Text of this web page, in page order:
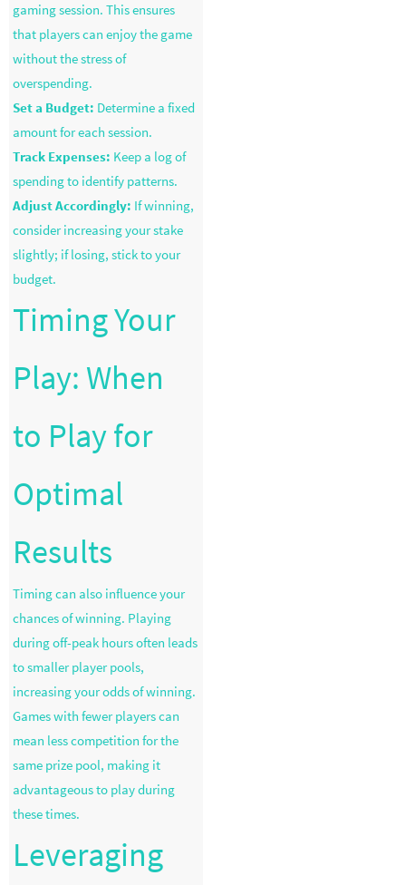
gaming session. This ensures
that players can enjoy the game
without the stress of
overspending.
Set a Budget: Determine a fixed
amount for each session.
Track Expenses: Keep a log of
spending to identify patterns.
Adjust Accordingly: If winning,
consider increasing your stake
slightly; if losing, stick to your
budget.
Timing Your
Play: When
to Play for
Optimal
Results
Timing can also influence your
chances of winning. Playing
during off-peak hours often leads
to smaller player pools,
increasing your odds of winning.
Games with fewer players can
mean less competition for the
same prize pool, making it
advantageous to play during
these times.
Leveraging